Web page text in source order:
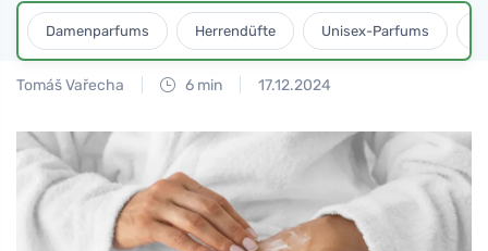
Damenparfums Herrendüfte Unisex-Parfums
Tomáš Vařecha 6 min 17.12.2024